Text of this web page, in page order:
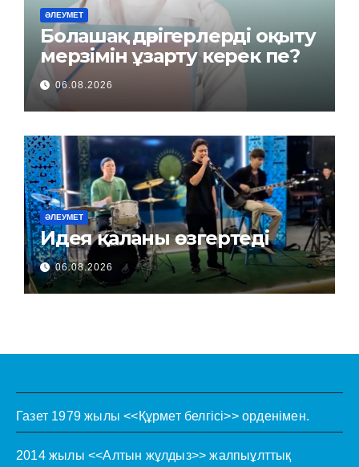
ӘЛЕУМЕТ
Болашақ дәрігерлерді оқыту
мерзімін ұзарту керек пе?
06.08.2026
ӘЛЕУМЕТ
Идея қаланы өзгертеді
06.08.2026
Газет 1979 жылы <<Құрмет белгісі>> орденімен.
2014 жылы <<Алтын жұлдыз>> жалпыұлттық